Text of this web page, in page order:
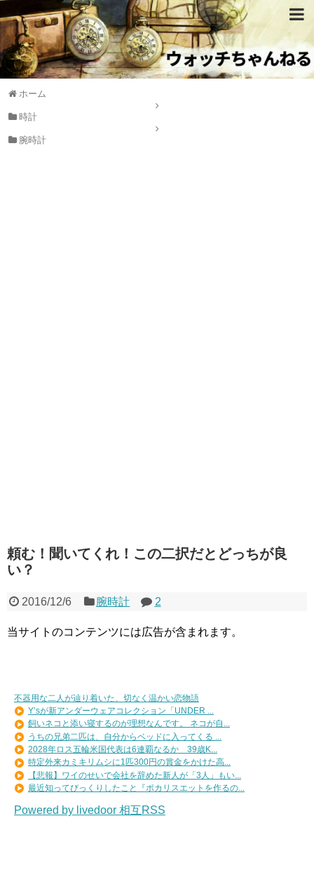
ホーム
時計
腕時計
頼む！聞いてくれ！この二択だとどっちが良
い？
2016/12/6 腕時計 2
当サイトのコンテンツには広告が含まれます。
不器用な二人が辿り着いた、切なく温かい恋物語
Y’sが新アンダーウェアコレクション「UNDER ...
飼いネコと添い寝するのが理想なんです。 ネコが自...
うちの兄弟二匹は、自分からベッドに入ってくる ...
2028年ロス五輪米国代表は6連覇なるか 39歳K...
特定外来カミキリムシに1匹300円の賞金をかけた高...
【悲報】ワイのせいで会社を辞めた新人が「3人」もい...
最近知ってびっくりしたこと『ポカリスエットを作るの...
Powered by livedoor 相互RSS